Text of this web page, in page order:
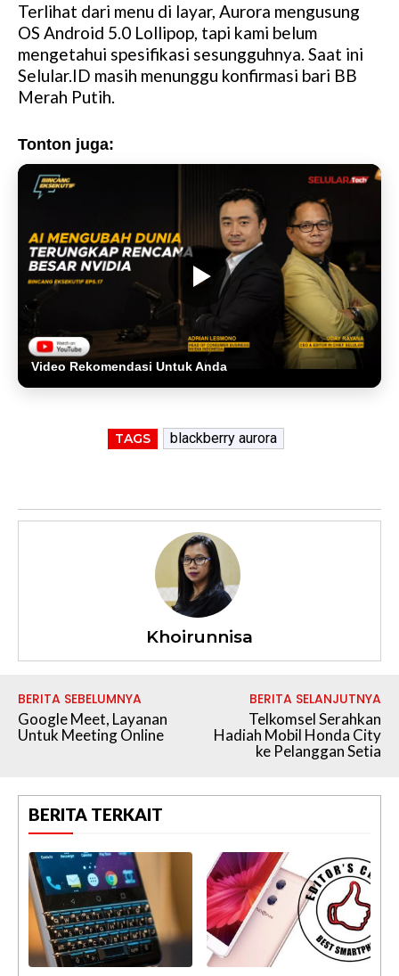
Terlihat dari menu di layar, Aurora mengusung
OS Android 5.0 Lollipop, tapi kami belum
mengetahui spesifikasi sesungguhnya. Saat ini
Selular.ID masih menunggu konfirmasi bari BB
Merah Putih.
Tonton juga:
Video Rekomendasi Untuk Anda
TAGS blackberry aurora
Khoirunnisa
BERITA SEBELUMNYA
Google Meet, Layanan
Untuk Meeting Online
BERITA SELANJUTNYA
Telkomsel Serahkan
Hadiah Mobil Honda City
ke Pelanggan Setia
BERITA TERKAIT